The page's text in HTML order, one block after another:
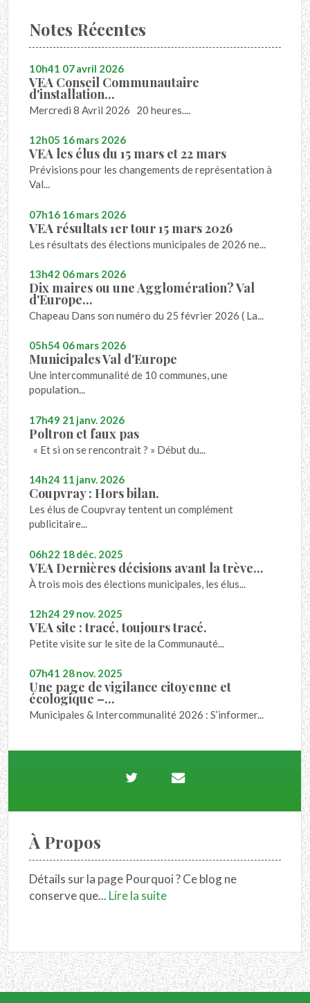
Notes Récentes
10h41 07avril 2026
VEA Conseil Communautaire
d'installation...
Mercredi 8 Avril 2026 20 heures....
12h05 16mars 2026
VEA les élus du 15 mars et 22 mars
Prévisions pour les changements de représentation à
Val...
07h16 16mars 2026
VEA résultats 1er tour 15 mars 2026
Les résultats des élections municipales de 2026 ne...
13h42 06mars 2026
Dix maires ou une Agglomération? Val
d'Europe...
Chapeau Dans son numéro du 25 février 2026 ( La...
05h54 06mars 2026
Municipales Val d'Europe
Une intercommunalité de 10 communes, une
population...
17h49 21 janv. 2026
Poltron et faux pas
« Et si on se rencontrait ? » Début du...
14h24 11 janv. 2026
Coupvray : Hors bilan.
Les élus de Coupvray tentent un complément
publicitaire...
06h22 18déc. 2025
VEA Dernières décisions avant la trève...
À trois mois des élections municipales, les élus...
12h24 29 nov. 2025
VEA site : tracé, toujours tracé.
Petite visite sur le site de la Communauté...
07h41 28nov. 2025
Une page de vigilance citoyenne et
écologique –...
Municipales & Intercommunalité 2026 : S’informer...
À Propos
Détails sur la page Pourquoi ? Ce blog ne
conserve que... Lire la suite